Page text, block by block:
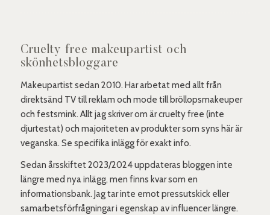
Cruelty free makeupartist och
skönhetsbloggare
Makeupartist sedan 2010. Har arbetat med allt från
direktsänd TV till reklam och mode till bröllopsmakeuper
och festsmink. Allt jag skriver om är cruelty free (inte
djurtestat) och majoriteten av produkter som syns här är
veganska. Se specifika inlägg för exakt info.
Sedan årsskiftet 2023/2024 uppdateras bloggen inte
längre med nya inlägg, men finns kvar som en
informationsbank. Jag tar inte emot pressutskick eller
samarbetsförfrågningar i egenskap av influencer längre.